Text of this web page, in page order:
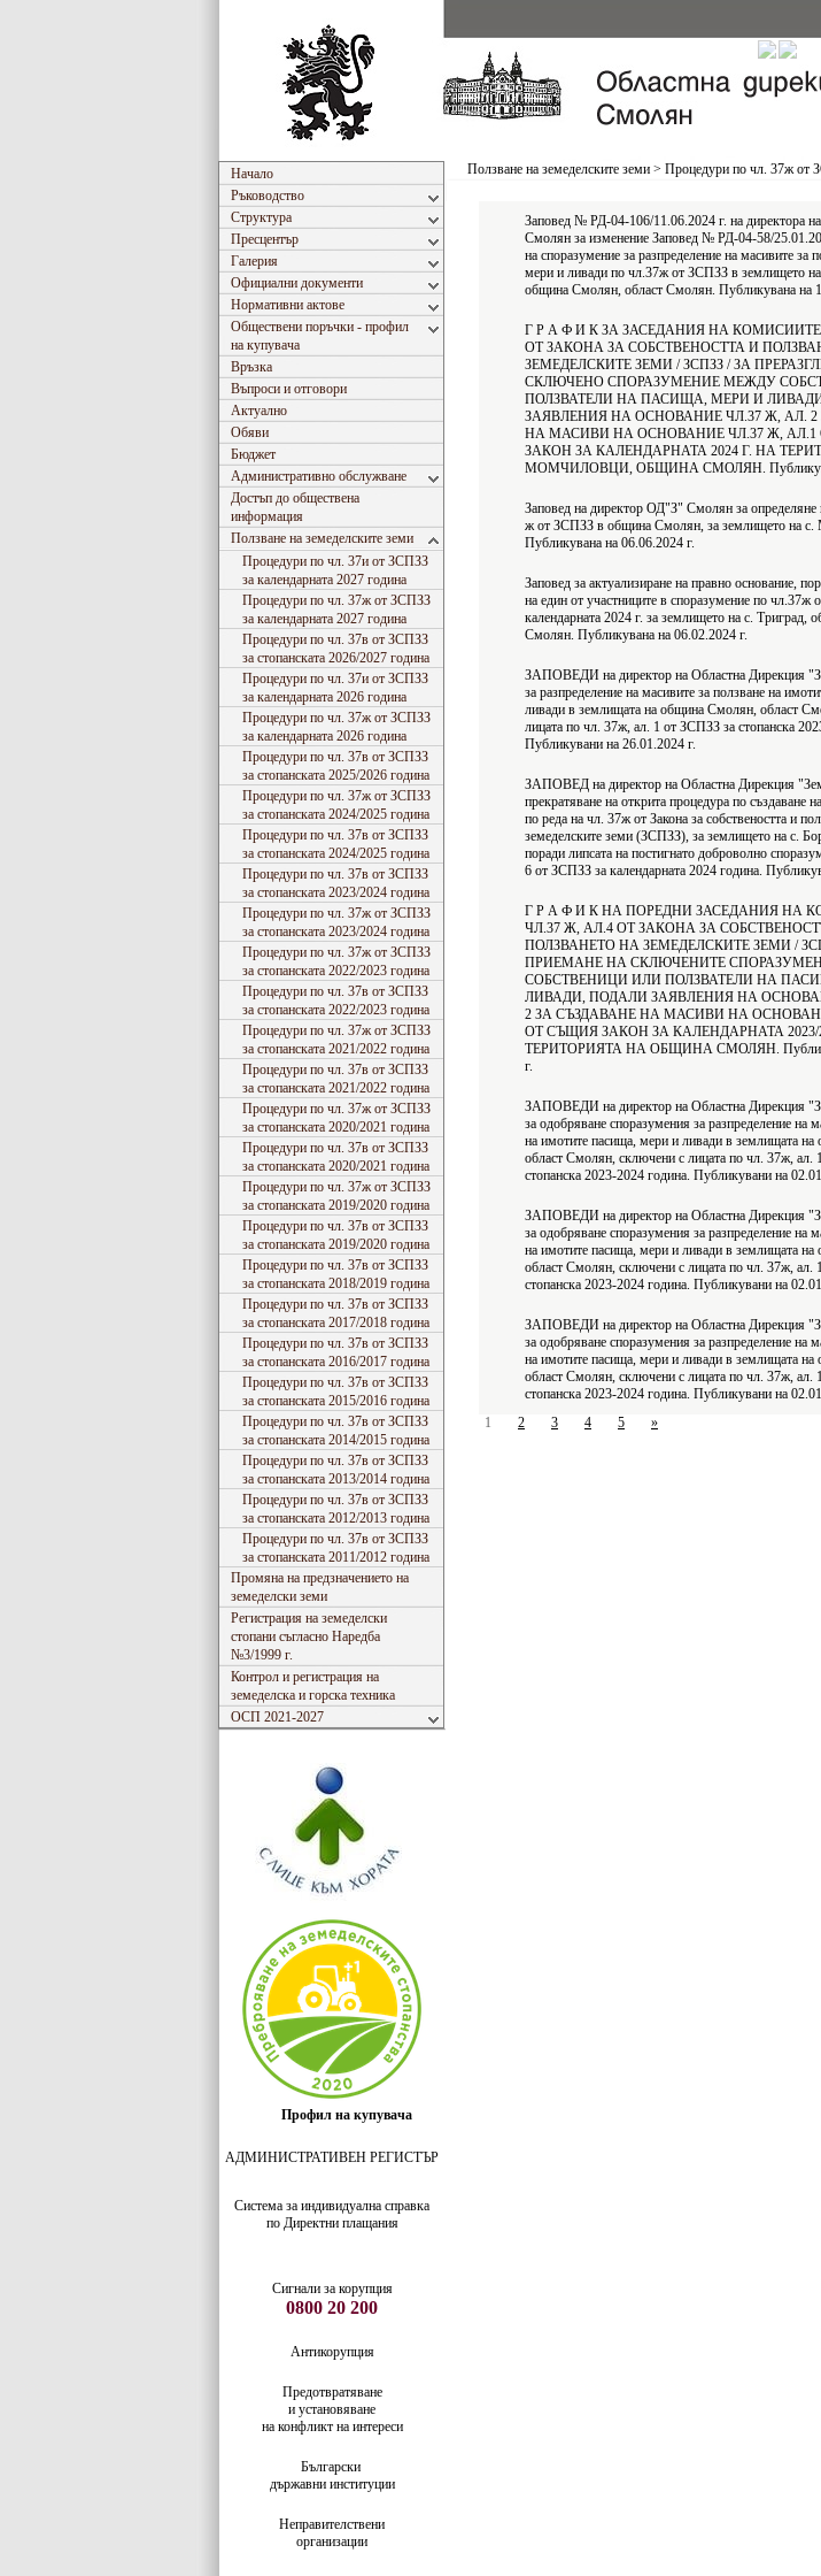
Начало
Ръководство
Структура
Пресцентър
Галерия
Официални документи
Нормативни актове
Обществени поръчки - профил
на купувача
Връзка
Въпроси и отговори
Актуално
Обяви
Бюджет
Административно обслужване
Достъп до обществена
информация
Ползване на земеделските земи
Процедури по чл. 37и от ЗСПЗЗ
за календарната 2027 година
Процедури по чл. 37ж от ЗСПЗЗ
за календарната 2027 година
Процедури по чл. 37в от ЗСПЗЗ
за стопанската 2026/2027 година
Процедури по чл. 37и от ЗСПЗЗ
за календарната 2026 година
Процедури по чл. 37ж от ЗСПЗЗ
за календарната 2026 година
Процедури по чл. 37в от ЗСПЗЗ
за стопанската 2025/2026 година
Процедури по чл. 37ж от ЗСПЗЗ
за стопанската 2024/2025 година
Процедури по чл. 37в от ЗСПЗЗ
за стопанската 2024/2025 година
Процедури по чл. 37в от ЗСПЗЗ
за стопанската 2023/2024 година
Процедури по чл. 37ж от ЗСПЗЗ
за стопанската 2023/2024 година
Процедури по чл. 37ж от ЗСПЗЗ
за стопанската 2022/2023 година
Процедури по чл. 37в от ЗСПЗЗ
за стопанската 2022/2023 година
Процедури по чл. 37ж от ЗСПЗЗ
за стопанската 2021/2022 година
Процедури по чл. 37в от ЗСПЗЗ
за стопанската 2021/2022 година
Процедури по чл. 37ж от ЗСПЗЗ
за стопанската 2020/2021 година
Процедури по чл. 37в от ЗСПЗЗ
за стопанската 2020/2021 година
Процедури по чл. 37ж от ЗСПЗЗ
за стопанската 2019/2020 година
Процедури по чл. 37в от ЗСПЗЗ
за стопанската 2019/2020 година
Процедури по чл. 37в от ЗСПЗЗ
за стопанската 2018/2019 година
Процедури по чл. 37в от ЗСПЗЗ
за стопанската 2017/2018 година
Процедури по чл. 37в от ЗСПЗЗ
за стопанската 2016/2017 година
Процедури по чл. 37в от ЗСПЗЗ
за стопанската 2015/2016 година
Процедури по чл. 37в от ЗСПЗЗ
за стопанската 2014/2015 година
Процедури по чл. 37в от ЗСПЗЗ
за стопанската 2013/2014 година
Процедури по чл. 37в от ЗСПЗЗ
за стопанската 2012/2013 година
Процедури по чл. 37в от ЗСПЗЗ
за стопанската 2011/2012 година
Промяна на предзначението на
земеделски земи
Регистрация на земеделски
стопани съгласно Наредба
№3/1999 г.
Контрол и регистрация на
земеделска и горска техника
ОСП 2021-2027
Профил на купувача
АДМИНИСТРАТИВЕН РЕГИСТЪР
Система за индивидуaлна справка
по Директни плащания
Сигнали за корупция
0800 20 200
Антикорупция
Предотвратяване
и установяване
на конфликт на интереси
Български
държавни институции
Неправителствени
организации
Ползване на земеделските земи > Процедури по чл. 37ж от
Заповед № РД-04-106/11.06.2024 г. на директора
Смолян за изменение Заповед № РД-04-58/
на споразумение за разпределение на масивите за
мери и ливади по чл.37ж от ЗСПЗЗ в землището
община Смолян, област Смолян. Публикувана на
Г Р А Ф И К ЗА ЗАСЕДАНИЯ НА
ОТ ЗАКОНА ЗА СОБСТВЕНОСТТА И
ЗЕМЕДЕЛСКИТЕ ЗЕМИ / ЗСПЗЗ / ЗА
СКЛЮЧЕНО СПОРАЗУМЕНИЕ МЕЖДУ
ПОЛЗВАТЕЛИ НА ПАСИЩА, МЕРИ И
ЗАЯВЛЕНИЯ НА ОСНОВАНИЕ ЧЛ.37 Ж, АЛ. 2
НА МАСИВИ НА ОСНОВАНИЕ ЧЛ.37 Ж,
ЗАКОН ЗА КАЛЕНДАРНАТА 2024 Г. НА
МОМЧИЛОВЦИ, ОБЩИНА СМОЛЯН. Публикуван
Заповед на директор ОД"З" Смолян за определяне
ж от ЗСПЗЗ в община Смолян, за землището на
Публикувана на 06.06.2024 г.
Заповед за актуализиране на правно основание,
на един от участниците в споразумение по чл.37ж
календарната 2024 г. за землището на с. Триград,
Смолян. Публикувана на 06.02.2024 г.
ЗАПОВЕДИ на директор на Областна Дирекция
за разпределение на масивите за ползване на
ливади в землищата на община Смолян, област
лицата по чл. 37ж, ал. 1 от ЗСПЗЗ за стопанска
Публикувани на 26.01.2024 г.
ЗАПОВЕД на директор на Областна Дирекция
прекратяване на открита процедура по създаване
по реда на чл. 37ж от Закона за собствеността и
земеделските земи (ЗСПЗЗ), за землището на с.
поради липсата на постигнато доброволно
6 от ЗСПЗЗ за календарната 2024 година.
Г Р А Ф И К НА ПОРЕДНИ ЗАСЕДАНИЯ НА
ЧЛ.37 Ж, АЛ.4 ОТ ЗАКОНА ЗА
ПОЛЗВАНЕТО НА ЗЕМЕДЕЛСКИТЕ ЗЕМИ /
ПРИЕМАНЕ НА СКЛЮЧЕНИТЕ
СОБСТВЕНИЦИ ИЛИ ПОЛЗВАТЕЛИ НА
ЛИВАДИ, ПОДАЛИ ЗАЯВЛЕНИЯ НА
2 ЗА СЪЗДАВАНЕ НА МАСИВИ НА
ОТ СЪЩИЯ ЗАКОН ЗА КАЛЕНДАРНАТА 2023/
ТЕРИТОРИЯТА НА ОБЩИНА СМОЛЯН.
г.
ЗАПОВЕДИ на директор на Областна Дирекция
за одобряване споразумения за разпределение на
на имотите пасища, мери и ливади в землищата
област Смолян, сключени с лицата по чл. 37ж, ал.
стопанска 2023-2024 година. Публикувани на
ЗАПОВЕДИ на директор на Областна Дирекция
за одобряване споразумения за разпределение на
на имотите пасища, мери и ливади в землищата на
област Смолян, сключени с лицата по чл. 37ж, ал.
стопанска 2023-2024 година. Публикувани на
ЗАПОВЕДИ на директор на Областна Дирекция
за одобряване споразумения за разпределение на
на имотите пасища, мери и ливади в землищата
област Смолян, сключени с лицата по чл. 37ж, ал.
стопанска 2023-2024 година. Публикувани на
1 2 3 4 5 »